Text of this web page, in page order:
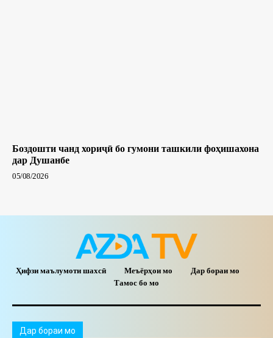
Боздошти чанд хориҷӣ бо гумони ташкили фоҳишахона
дар Душанбе
05/08/2026
Ҳифзи маълумоти шахсӣ Меъёрҳои мо
Дар бораи мо
Тамос бо мо
Дар бораи мо